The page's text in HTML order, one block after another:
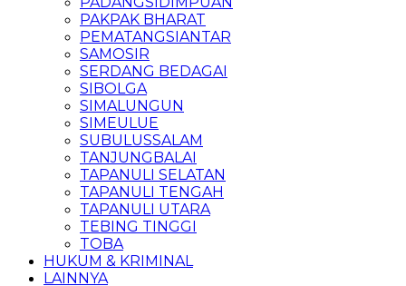
PAKPAK BHARAT
PEMATANGSIANTAR
SAMOSIR
SERDANG BEDAGAI
SIBOLGA
SIMALUNGUN
SIMEULUE
SUBULUSSALAM
TANJUNGBALAI
TAPANULI SELATAN
TAPANULI TENGAH
TAPANULI UTARA
TEBING TINGGI
TOBA
HUKUM & KRIMINAL
LAINNYA